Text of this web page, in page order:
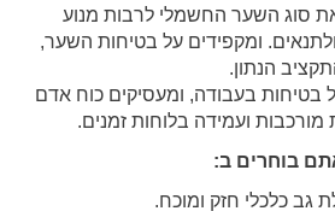
סוג השער החשמלי לרבות מנוע
ומקפידים על בטיחות השער,
הנתון.
בטיחות בעבודה, ומעסיקים כוח אדם
מורכבות ועמידה בלוחות זמנים.
בוחרים ב:
גב כלכלי חזק ומוכח.